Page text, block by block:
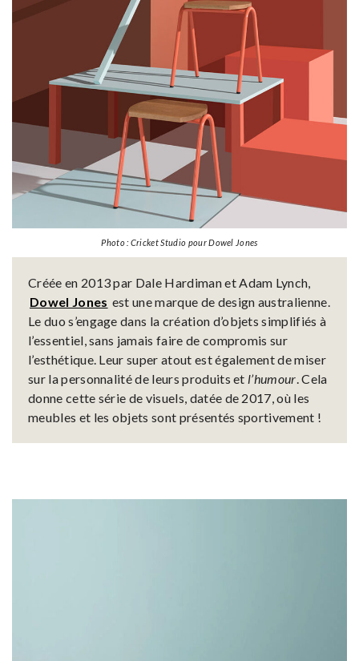
Photo : Cricket Studio pour Dowel Jones
Créée en 2013 par Dale Hardiman et Adam Lynch,
Dowel Jones est une marque de design australienne.
Le duo s’engage dans la création d’objets simplifiés à
l’essentiel, sans jamais faire de compromis sur
l’esthétique. Leur super atout est également de miser
sur la personnalité de leurs produits et l’humour. Cela
donne cette série de visuels, datée de 2017, où les
meubles et les objets sont présentés sportivement !